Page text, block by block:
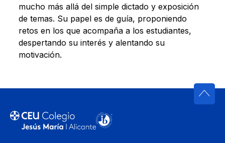
mucho más allá del simple dictado y exposición
de temas. Su papel es de guía, proponiendo
retos en los que acompaña a los estudiantes,
despertando su interés y alentando su
motivación.